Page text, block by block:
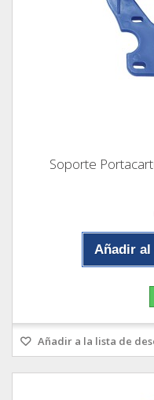
Soporte
Añadir
Añadir a la lista de